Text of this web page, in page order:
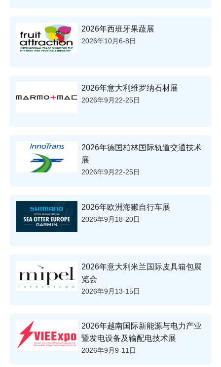
2026年西班牙果蔬展
2026年10月6-8日
2026年意大利维罗纳石材展
2026年9月22-25日
2026年德国柏林国际轨道交通技术
展
2026年9月22-25日
2026年欧洲海獭自行车展
2026年9月18-20日
2026年意大利米兰国际皮具箱包展
览会
2026年9月13-15日
2026年越南国际新能源与电力产业
暨发电设备及输配电技术展
2026年9月9-11日